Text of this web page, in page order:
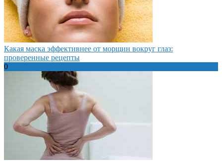
Какая маска эффективнее от морщин вокруг глаз:
проверенные рецепты
0